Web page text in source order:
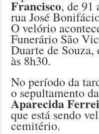
Francisco, de 91
rua José
O velório
Funerário São
Duarte de Souza,
às 8h30.
No período da
o sepultamento
Aparecida
que está sendo
cemitério.